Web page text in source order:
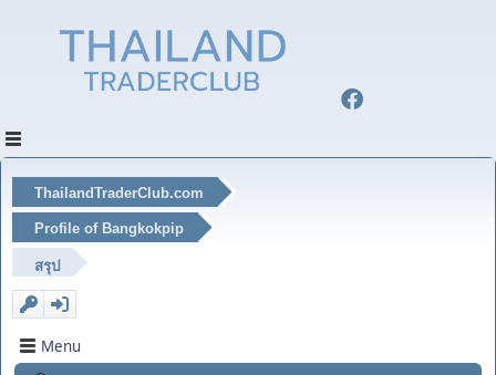
ThailandTraderClub.com
Profile of Bangkokpip
สรุป
Menu